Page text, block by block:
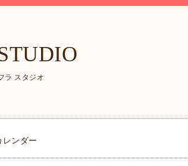
ラ スタジオ
レンダー